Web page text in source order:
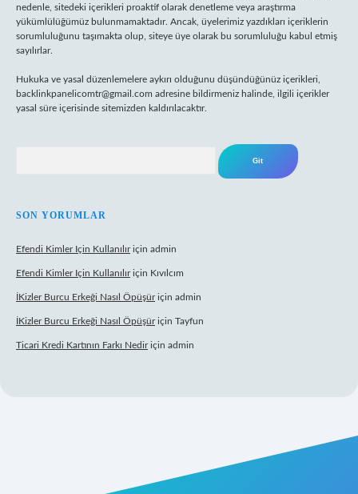
nedenle, sitedeki içerikleri proaktif olarak denetleme veya araştırma
yükümlülüğümüz bulunmamaktadır. Ancak, üyelerimiz yazdıkları içeriklerin
sorumluluğunu taşımakta olup, siteye üye olarak bu sorumluluğu kabul etmiş
sayılırlar.
Hukuka ve yasal düzenlemelere aykırı olduğunu düşündüğünüz içerikleri,
backlinkpanelicomtr@gmail.com adresine bildirmeniz halinde, ilgili içerikler
yasal süre içerisinde sitemizden kaldırılacaktır.
SON YORUMLAR
Efendi Kimler Için Kullanılıriçin admin
Efendi Kimler Için Kullanılıriçin Kıvılcım
İKizler Burcu Erkeği Nasıl Öpüşüriçin admin
İKizler Burcu Erkeği Nasıl Öpüşüriçin Tayfun
Ticari Kredi Kartının Farkı Nediriçin admin